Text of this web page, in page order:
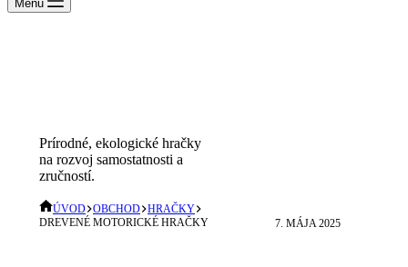
Menu
Prírodné, ekologické hračky
na rozvoj samostatnosti a
zručností.
ÚVOD OBCHOD HRAČKY
DREVENÉ MOTORICKÉ HRAČKY
7. MÁJA 2025